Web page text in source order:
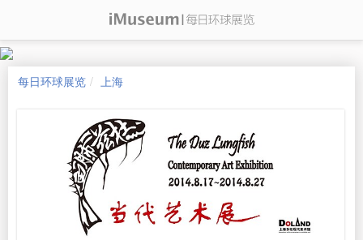
每日环球展览 上海